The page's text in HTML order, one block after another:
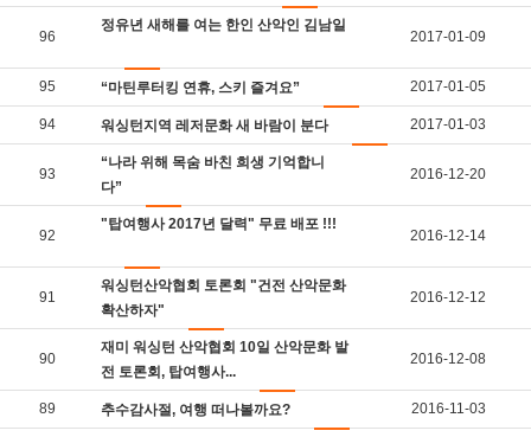
96
정유년 새해를 여는 한인 산악인 김남일
2017-01-09
95 “마틴루터킹 연휴, 스키 즐겨요” 2017-01-05
94 워싱턴지역 레저문화 새 바람이 분다 2017-01-03
93
“나라 위해 목숨 바친 희생 기억합니
다”
2016-12-20
92
"탑여행사 2017년 달력" 무료 배포 !!!
2016-12-14
91
워싱턴산악협회 토론회 "건전 산악문화
확산하자"
2016-12-12
90
재미 워싱턴 산악협회 10일 산악문화 발
전 토론회, 탑여행사...
2016-12-08
89 추수감사절, 여행 떠나볼까요? 2016-11-03